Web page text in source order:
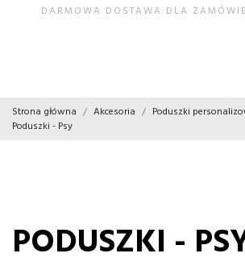
DARMOWA DOSTAWA DLA
Strona główna Akcesoria Poduszki
Poduszki - Psy
PODUSZKI -